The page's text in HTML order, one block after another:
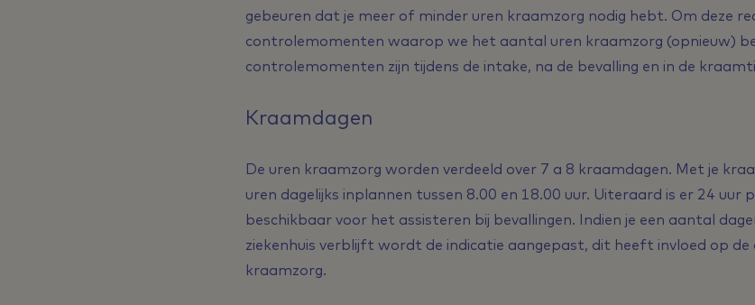
gebeuren dat je meer of minder uren kraamzorg nodig hebt. Om deze
controlemomenten waarop we het aantal uren kraamzorg (opnieuw)
controlemomenten zijn tijdens de intake, na de bevalling en in de
Kraamdagen
De uren kraamzorg worden verdeeld over 7 a 8 kraamdagen. Met je
uren dagelijks inplannen tussen 8.00 en 18.00 uur. Uiteraard is er 24 uur
beschikbaar voor het assisteren bij bevallingen. Indien je een aantal
ziekenhuis verblijft wordt de indicatie aangepast, dit heeft invloed op de
kraamzorg.